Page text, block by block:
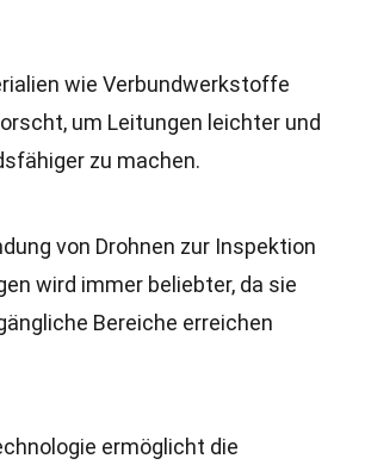
wie Verbundwerkstoffe
um Leitungen leichter und
zu machen.
von Drohnen zur Inspektion
wird immer beliebter, da sie
Bereiche erreichen
ermöglicht die